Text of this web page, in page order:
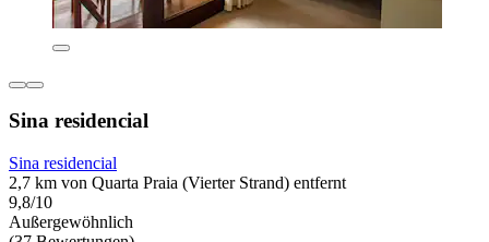
Sina residencial
Sina residencial
2,7 km von Quarta Praia (Vierter Strand) entfernt
9,8/10
Außergewöhnlich